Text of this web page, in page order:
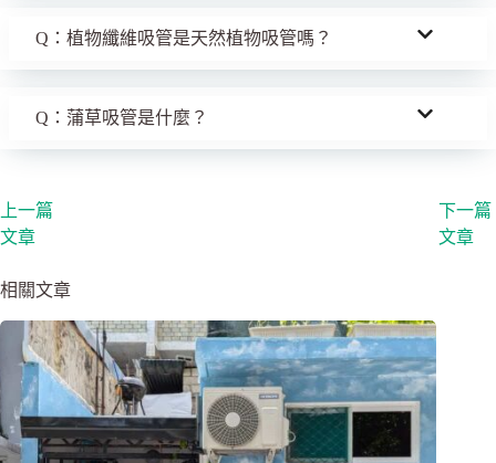
Q：植物纖維吸管是天然植物吸管嗎？
Q：蒲草吸管是什麼？
上一篇
文章
下一篇
文章
相關文章